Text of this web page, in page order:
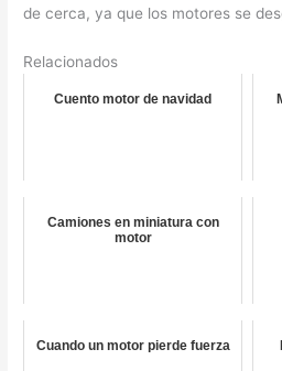
de cerca, ya que los motores se
Relacionados
Cuento motor de navidad
Camiones en miniatura con
motor
Cuando un motor pierde fuerza